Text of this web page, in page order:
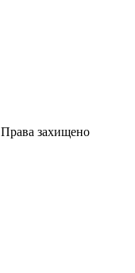
Права захищено